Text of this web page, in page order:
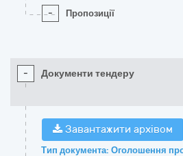
- Пропозиції
- Документи тендеру
Завантажити архівом
Тип документа: Оголошення